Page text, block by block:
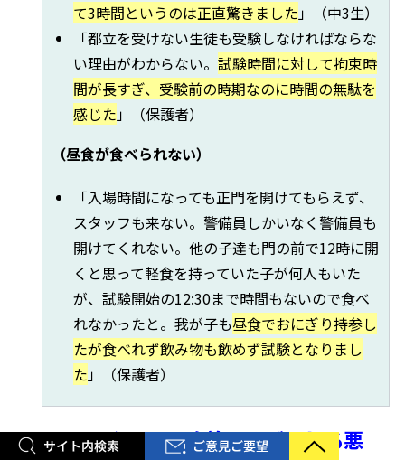
て3時間というのは正直驚きました 」（中3生）
「都立を受けない生徒も受験しなければならな
い理由がわからない。 試験時間に対して拘束時
間が長すぎ、受験前の時期なのに時間の無駄を
感じた 」（保護者）
（昼食が食べられない）
「入場時間になっても正門を開けてもらえず、
スタッフも来ない。警備員しかいなく警備員も
開けてくれない。他の子達も門の前で12時に開
くと思って軽食を持っていた子が何人もいた
が、試験開始の12:30まで時間もないので食べ
れなかったと。我が子も昼食でおにぎり持参し
たが食べれず飲み物も飲めず試験となりまし
た 」（保護者）
５、３回やっても改善できずむしろ悪